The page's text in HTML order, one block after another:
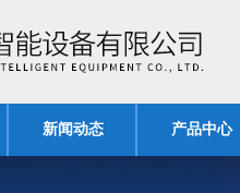
新闻动态 产品中心